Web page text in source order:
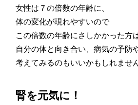
女性は７の倍数の年齢に、
体の変化が現れやすいので
この倍数の年齢にさしかかった方
自分の体と向き合い、病気の予防
考えてみるのもいいかもしれません
腎を元気に！